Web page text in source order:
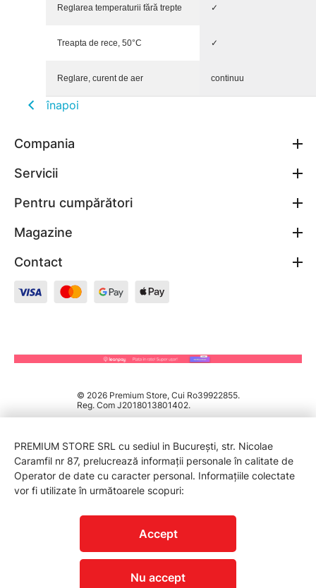
Reglarea temperaturii fără trepte ✓
Treapta de rece, 50°C ✓
Reglare, curent de aer continuu
înapoi
Compania
Servicii
Pentru cumpărători
Magazine
Contact
© 2026 Premium Store, Cui Ro39922855.
Reg. Com J2018013801402.
PREMIUM STORE SRL cu sediul in București, str. Nicolae
Caramfil nr 87, prelucrează informații personale în calitate de
Operator de date cu caracter personal. Informațiile colectate
vor fi utilizate în următoarele scopuri:
Accept
Nu accept